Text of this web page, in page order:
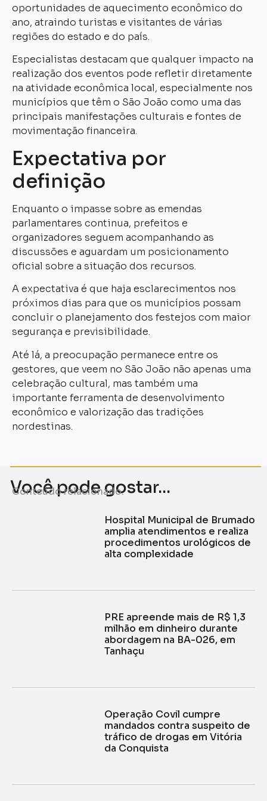
oportunidades de aquecimento econômico do
ano, atraindo turistas e visitantes de várias
regiões do estado e do país.
Especialistas destacam que qualquer impacto na
realização dos eventos pode refletir diretamente
na atividade econômica local, especialmente nos
municípios que têm o São João como uma das
principais manifestações culturais e fontes de
movimentação financeira.
Expectativa por
definição
Enquanto o impasse sobre as emendas
parlamentares continua, prefeitos e
organizadores seguem acompanhando as
discussões e aguardam um posicionamento
oficial sobre a situação dos recursos.
A expectativa é que haja esclarecimentos nos
próximos dias para que os municípios possam
concluir o planejamento dos festejos com maior
segurança e previsibilidade.
Até lá, a preocupação permanece entre os
gestores, que veem no São João não apenas uma
celebração cultural, mas também uma
importante ferramenta de desenvolvimento
econômico e valorização das tradições
nordestinas.
Você pode gostar...
Conteúdo relacionado.
Hospital Municipal de Brumado
amplia atendimentos e realiza
procedimentos urológicos de
alta complexidade
PRE apreende mais de R$ 1,3
milhão em dinheiro durante
abordagem na BA-026, em
Tanhaçu
Operação Covil cumpre
mandados contra suspeito de
tráfico de drogas em Vitória
da Conquista